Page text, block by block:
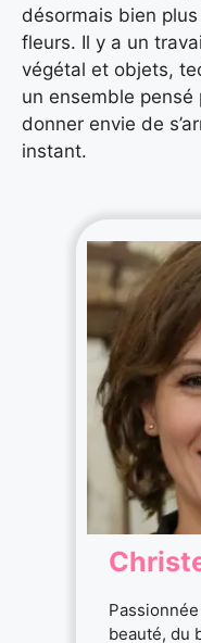
désormais bien
fleurs. Il y a un
végétal et objets,
un ensemble pensé
donner envie de
instant.
beauté, du